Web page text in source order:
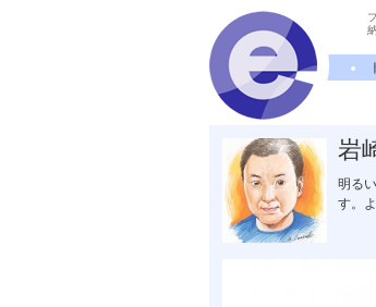
岩
明る
す。